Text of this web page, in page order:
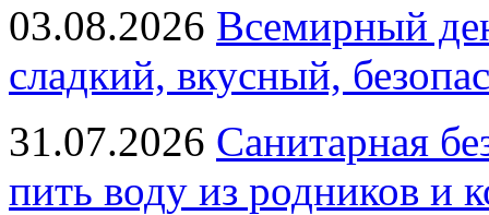
03.08.2026 Всемирный
сладкий, вкусный,
31.07.2026 Санитарная
пить воду из родников и